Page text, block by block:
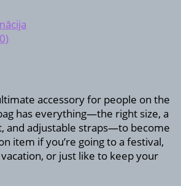
accessory for people on the
has everything—the right size, a
and adjustable straps—to become
item if you’re going to a festival,
or just like to keep your